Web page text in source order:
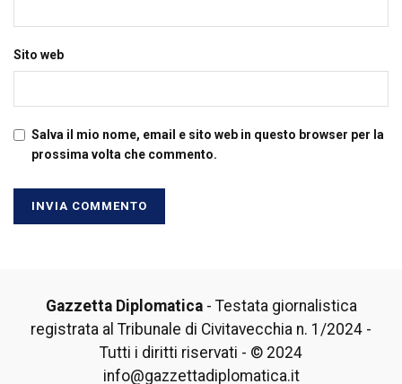
Sito web
Salva il mio nome, email e sito web in questo browser per la
prossima volta che commento.
Gazzetta Diplomatica- Testata giornalistica
registrata al Tribunale di Civitavecchia n. 1/2024 -
Tutti i diritti riservati - © 2024
info@gazzettadiplomatica.it